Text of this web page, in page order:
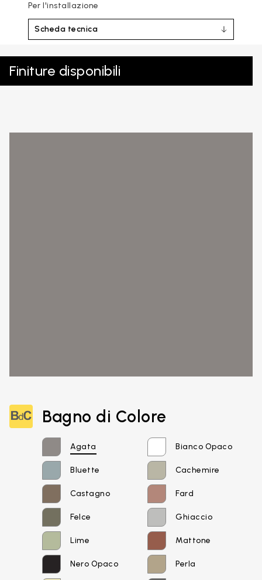
Per l'installazione
Scheda tecnica
Finiture disponibili
Bagno di Colore
Agata Bianco Opaco
Bluette Cachemire
Castagno Fard
Felce Ghiaccio
Lime Mattone
Nero Opaco Perla